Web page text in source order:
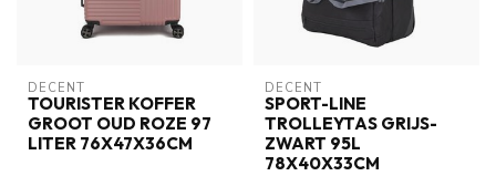
DECENT
TOURISTER KOFFER
GROOT OUD ROZE 97
LITER 76X47X36CM
DECENT
SPORT-LINE
TROLLEYTAS GRIJS-
ZWART 95L
78X40X33CM